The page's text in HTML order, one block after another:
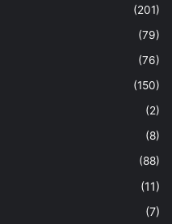
(201)
(79)
(76)
(150)
(2)
(8)
(88)
(11)
(7)